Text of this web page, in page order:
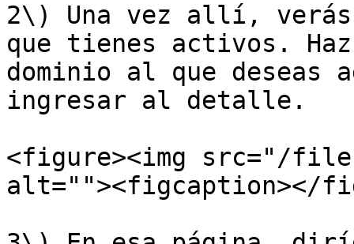
2\) Una vez allí,
que tienes activos.
dominio al que deseas
ingresar al detalle.
<figure><img src="/
alt=""><figcaption></